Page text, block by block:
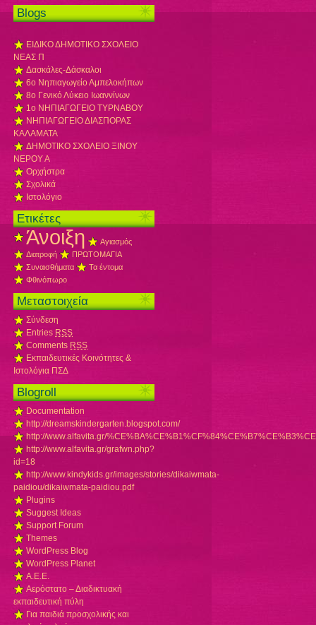
Blogs
ΕΙΔΙΚΟ ΔΗΜΟΤΙΚΟ ΣΧΟΛΕΙΟ
ΝΕΑΣ Π
Δασκάλες-Δάσκαλοι
6ο Νηπιαγωγείο Αμπελοκήπων
8o Γενικό Λύκειο Ιωαννίνων
1ο ΝΗΠΙΑΓΩΓΕΙΟ ΤΥΡΝΑΒΟΥ
ΝΗΠΙΑΓΩΓΕΙΟ ΔΙΑΣΠΟΡΑΣ
ΚΑΛΑΜΑΤΑ
ΔΗΜΟΤΙΚΟ ΣΧΟΛΕΙΟ ΞΙΝΟΥ
ΝΕΡΟΥ Α
Ορχήστρα
Σχολικά
Ιστολόγιο
Ετικέτες
Άνοιξη
Αγιασμός
Διατροφή
ΠΡΩΤΟΜΑΓΙΑ
Συναισθήματα
Τα έντομα
Φθινόπωρο
Μεταστοιχεία
Σύνδεση
Entries RSS
Comments RSS
Εκπαιδευτικές Κοινότητες &
Ιστολόγια ΠΣΔ
Blogroll
Documentation
http://dreamskindergarten.blogspot.com/
http://www.alfavita.gr/
http://www.alfavita.gr/grafwn.php?
id=18
http://www.kindykids.gr/images/stories/dikaiwmata-
paidiou/dikaiwmata-paidiou.pdf
Plugins
Suggest Ideas
Support Forum
Themes
WordPress Blog
WordPress Planet
Α.Ε.Ε.
Αερόστατο – Διαδικτυακή
εκπαιδευτική πύλη
Για παιδιά προσχολικής και